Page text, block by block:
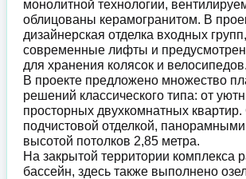
монолитной технологии,
облицованы керамогранитом. В
дизайнерская отделка входных
современные лифты и
для хранения колясок и велосипедов.
В проекте предложено множество
решений классического типа: от
просторных двухкомнатных
подчистовой отделкой,
высотой потолков 2,85 метра.
На закрытой территории комплекса
бассейн, здесь также выполнено